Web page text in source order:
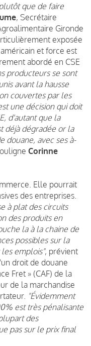
que de faire
, Secrétaire
Gironde
exposée
et force est
abordé en CSE
producteurs se sont
avant la hausse
couvertes par les
une décision qui doit
d'autant que la
déjà dégradée or la
douane, avec ses à-
Corinne
Elle pourrait
des entreprises.
à plat des circuits
des produits en
la à la chaine de
possibles sur la
emplois", prévient
droit de douane
Fret » (CAF) de la
de la marchandise
"Évidemment
est très pénalisante
des
pas sur le prix final